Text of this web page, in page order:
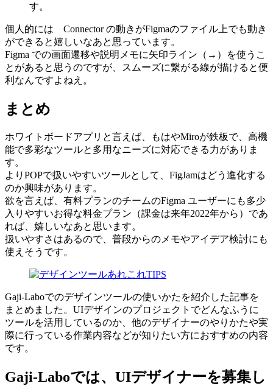
す。
個人的には Connector の動きがFigmaのファイル上でも動き
ができると嬉しいなあと思っています。
Figma での画面遷移や説明メモに矢印ライン（→）を使うこ
とがあると思うのですが、スムーズに繋がる線が描けると便
利なんですよねえ。
まとめ
ホワイトボードアプリと言えば、もはやMiroが鉄板で、高機
能で多彩なツールと多用なニーズに対応できる力がありま
す。
よりPOPで扱いやすいツールとして、FigJamはどう進化する
のか興味があります。
欲を言えば、有料プランのチームのFigma ユーザーにも多少
入りやすいお得な料金プラン（課金は来年2022年から）であ
れば、嬉しいなあと思います。
扱いやすさはあるので、普段からのメモやアイデア検討にも
使えそうです。
Gaji-Laboでのデザインツールの使いかたを紹介した記事を
まとめました。UIデザインのプロジェクトでどんなふうに
ツールを活用しているのか、他のデザイナーのやりかたや実
際に行っている作業内容などが知りたい方におすすめの内容
です。
Gaji-Laboでは、UIデザイナーを募集し